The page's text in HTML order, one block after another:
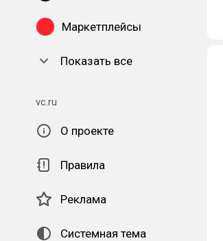
Маркетплейсы
Показать все
vc.ru
О проекте
Правила
Реклама
Системная тема